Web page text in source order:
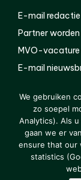
E-mail redactie
Partner worden
MVO-vacature
E-mail
© 2000-2026
Privacy
We gebruiken
zo soepel
Analytics). Als
gaan we er
ensure that our
statistics